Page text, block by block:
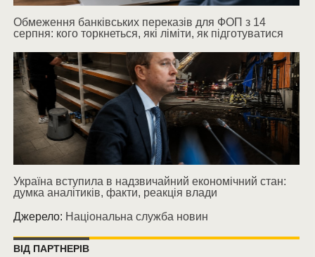
Обмеження банківських переказів для ФОП з 14
серпня: кого торкнеться, які ліміти, як підготуватися
Україна вступила в надзвичайний економічний стан:
думка аналітиків, факти, реакція влади
Джерело: Національна служба новин
ВІД ПАРТНЕРІВ